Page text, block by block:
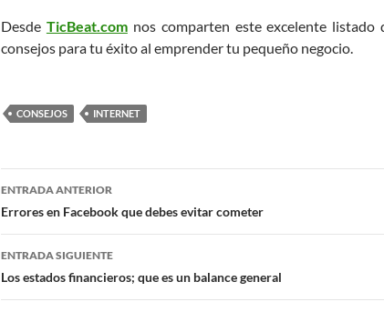
Desde TicBeat.comnos comparten este excelente listado
consejos para tu éxito al emprender tu pequeño negocio.
CONSEJOS INTERNET
Navegación
de
entradas
ENTRADA ANTERIOR
Errores en Facebook que debes evitar cometer
ENTRADA SIGUIENTE
Los estados financieros; que es un balance general